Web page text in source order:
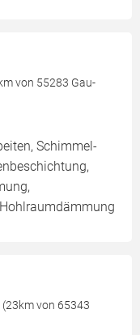
von 55283 Gau-
Schimmel-
von 65343